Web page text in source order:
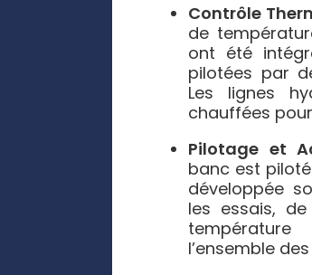
Contrôle
de
ont été
pilotées par
Les lignes
chauffées
Pilotage et
banc est
développée
les essais,
l’ensemble